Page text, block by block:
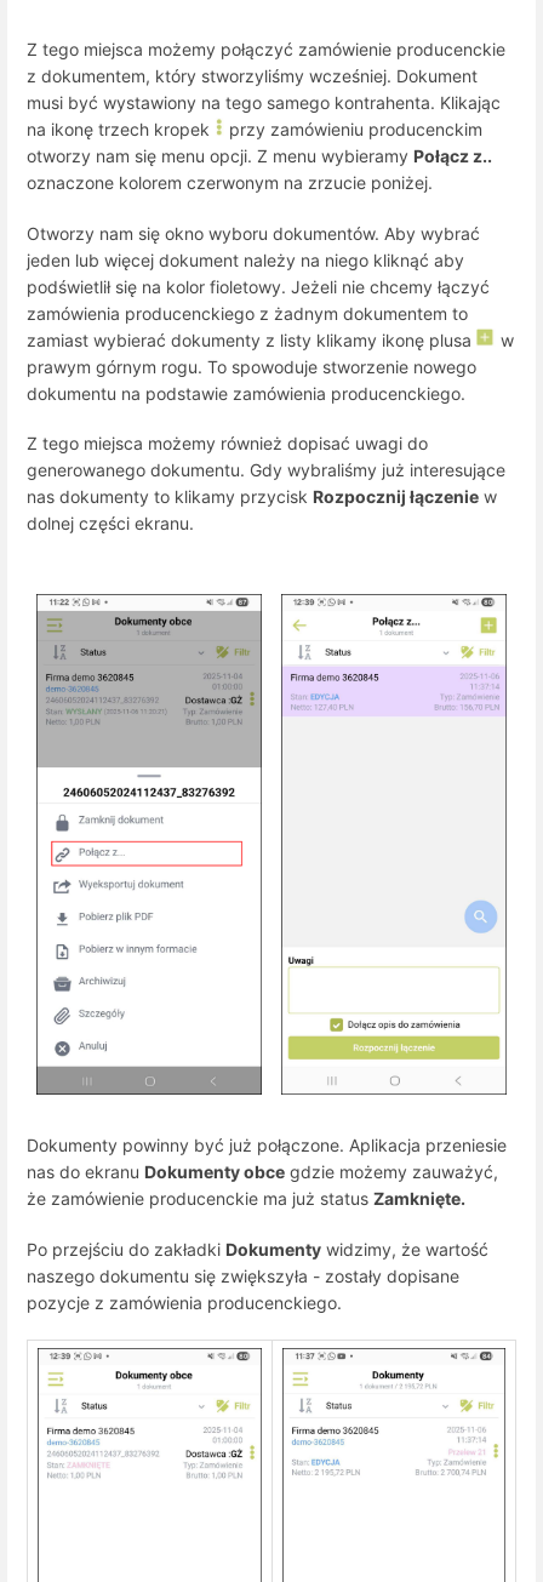
Z tego miejsca możemy połączyć zamówienie producenckie
z dokumentem, który stworzyliśmy wcześniej. Dokument
musi być wystawiony na tego samego kontrahenta. Klikając
na ikonę trzech kropek
przy zamówieniu producenckim
otworzy nam się menu opcji. Z menu wybieramy Połącz z..
oznaczone kolorem czerwonym na zrzucie poniżej.
Otworzy nam się okno wyboru dokumentów. Aby wybrać
jeden lub więcej dokument należy na niego kliknąć aby
podświetlił się na kolor fioletowy. Jeżeli nie chcemy łączyć
zamówienia producenckiego z żadnym dokumentem to
zamiast wybierać dokumenty z listy klikamy ikonę plusa
w
prawym górnym rogu. To spowoduje stworzenie nowego
dokumentu na podstawie zamówienia producenckiego.
Z tego miejsca możemy również dopisać uwagi do
generowanego dokumentu. Gdy wybraliśmy już interesujące
nas dokumenty to klikamy przycisk Rozpocznij łączenie w
dolnej części ekranu.
Dokumenty powinny być już połączone. Aplikacja przeniesie
nas do ekranu Dokumenty obce gdzie możemy zauważyć,
że zamówienie producenckie ma już status Zamknięte.
Po przejściu do zakładki Dokumenty widzimy, że wartość
naszego dokumentu się zwiększyła - zostały dopisane
pozycje z zamówienia producenckiego.